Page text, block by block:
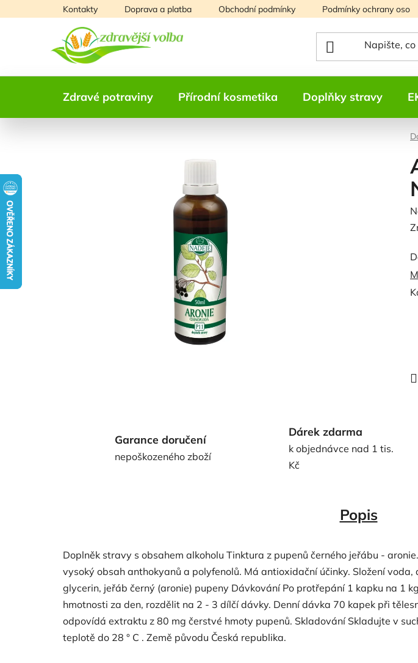
na
Kontakty Doprava a platba Obchodní podmínky Podmínky ochrany
Zdravé potraviny Přírodní kosmetika Doplňky stravy
je
z
Garance doručení
nepoškozeného zboží
Dárek zdarma
k objednávce nad 1 tis.
Kč
Popis
Doplněk stravy s obsahem alkoholu Tinktura z pupenů černého jeřábu -
vysoký obsah anthokyanů a polyfenolů. Má antioxidační účinky. Složení voda,
glycerin, jeřáb černý (aronie) pupeny Dávkování Po protřepání 1 kapku na 1
hmotnosti za den, rozdělit na 2 - 3 dílčí dávky. Denní dávka 70 kapek při
odpovídá extraktu z 80 mg čerstvé hmoty pupenů. Skladování Skladujte v
teplotě do 28 ° C . Země původu Česká republika.